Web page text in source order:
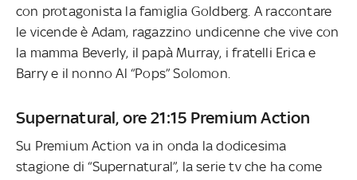
con protagonista la famiglia Goldberg. A raccontare
le vicende è Adam, ragazzino undicenne che vive con
la mamma Beverly, il papà Murray, i fratelli Erica e
Barry e il nonno Al “Pops” Solomon.
Supernatural, ore 21:15 Premium Action
Su Premium Action va in onda la dodicesima
stagione di “Supernatural”, la serie tv che ha come